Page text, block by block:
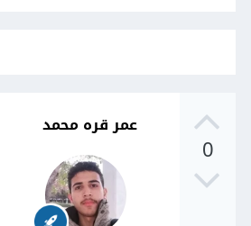
0
عمر قره محمد